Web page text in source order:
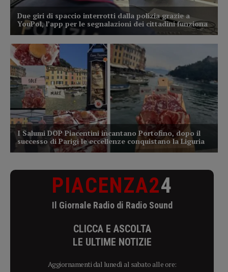
PIACENZA24
Il Giornale Radio di Radio Sound
CLICCA E ASCOLTA
LE ULTIME NOTIZIE
Aggiornamenti dal lunedì al sabato alle ore: